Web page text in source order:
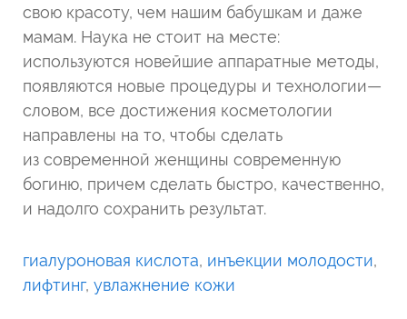
свою красоту, чем нашим бабушкам и даже
мамам. Наука не стоит на месте:
используются новейшие аппаратные методы,
появляются новые процедуры и технологии—
словом, все достижения косметологии
направлены на то, чтобы сделать
из современной женщины современную
богиню, причем сделать быстро, качественно,
и надолго сохранить результат.
гиалуроновая кислота, инъекции молодости,
лифтинг, увлажнение кожи